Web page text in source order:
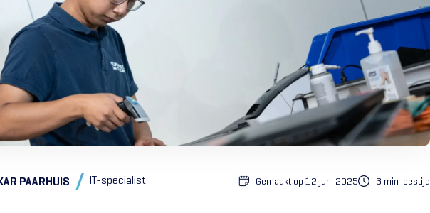
PAARHUIS IT-specialist Gemaakt op 12 juni 2025 3 min leestijd